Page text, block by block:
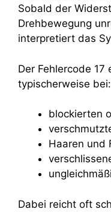
Sobald der
Drehbewegung
interpretiert das
Der Fehlercode
typischerweise bei:
blockierten
Haaren und
Dabei reicht oft